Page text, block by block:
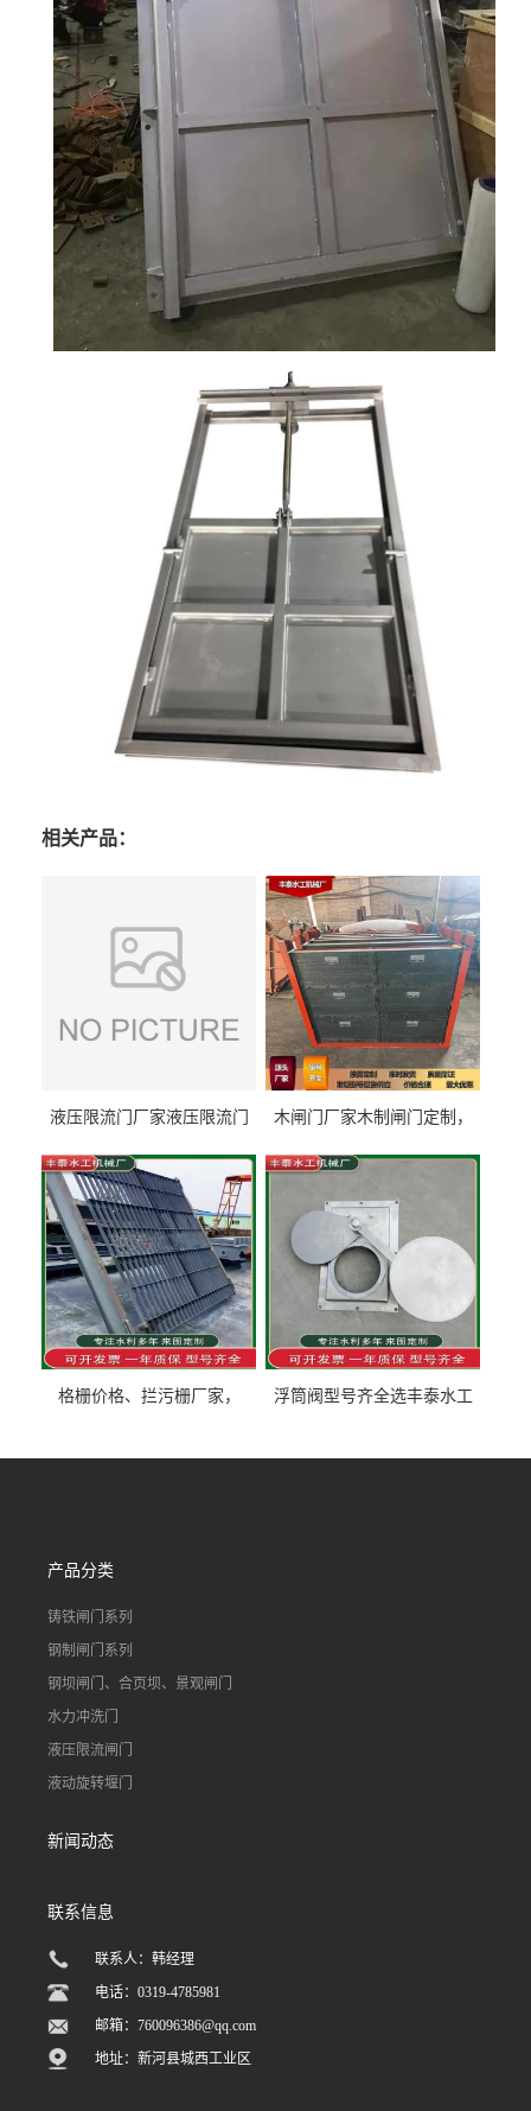
相关产品：
液压限流门厂家液压限流门
泰制造
木闸门厂家木制闸门定制，
型号齐全
格栅价格、拦污栅厂家，
浮筒阀型号齐全选丰泰水工
道水库电站污水处理钢制闸
产品分类
铸铁闸门系列
钢制闸门系列
钢坝闸门、合页坝、景观闸门
水力冲洗门
液压限流闸门
液动旋转堰门
新闻动态
联系信息
联系人：韩经理
电话：0319-4785981
邮箱：760096386@qq.com
地址：新河县城西工业区